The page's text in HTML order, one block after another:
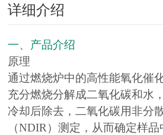
详细介绍
一、产品介绍
原理
通过燃烧炉中的高性能氧化催
充分燃烧分解成二氧化碳和水
冷却后除去，二氧化碳用非分
（NDIR）测定，从而确定样